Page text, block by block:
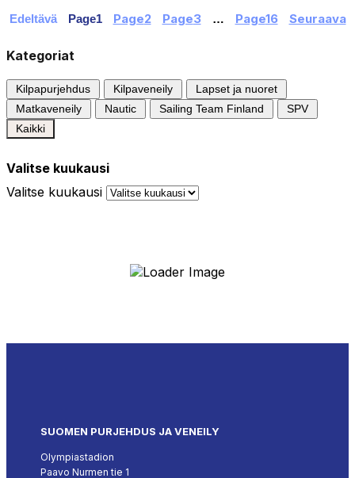
Edeltävä Page1 Page2 Page3 … Page16 Seuraava
Kategoriat
Kilpapurjehdus Kilpaveneily
Lapset ja nuoret
Matkaveneily
Nautic Sailing Team Finland
SPV
Kaikki
Valitse kuukausi
Valitse kuukausi
SUOMEN PURJEHDUS JA VENEILY
Olympiastadion
Paavo Nurmen tie 1